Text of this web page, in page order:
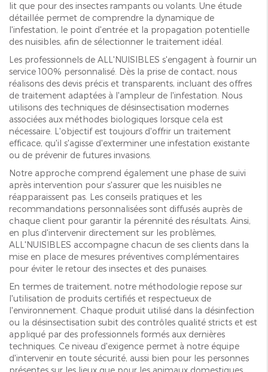
lit que pour des insectes rampants ou volants. Une étude
détaillée permet de comprendre la dynamique de
l'infestation, le point d'entrée et la propagation potentielle
des nuisibles, afin de sélectionner le traitement idéal.
Les professionnels de ALL'NUISIBLES s'engagent à fournir un
service 100% personnalisé. Dès la prise de contact, nous
réalisons des devis précis et transparents, incluant des offres
de traitement adaptées à l'ampleur de l'infestation. Nous
utilisons des techniques de désinsectisation modernes
associées aux méthodes biologiques lorsque cela est
nécessaire. L'objectif est toujours d'offrir un traitement
efficace, qu'il s'agisse d'exterminer une infestation existante
ou de prévenir de futures invasions.
Notre approche comprend également une phase de suivi
après intervention pour s'assurer que les nuisibles ne
réapparaissent pas. Les conseils pratiques et les
recommandations personnalisées sont diffusés auprès de
chaque client pour garantir la pérennité des résultats. Ainsi,
en plus d'intervenir directement sur les problèmes,
ALL'NUISIBLES accompagne chacun de ses clients dans la
mise en place de mesures préventives complémentaires
pour éviter le retour des insectes et des punaises.
En termes de traitement, notre méthodologie repose sur
l'utilisation de produits certifiés et respectueux de
l'environnement. Chaque produit utilisé dans la désinfection
ou la désinsectisation subit des contrôles qualité stricts et est
appliqué par des professionnels formés aux dernières
techniques. Ce niveau d'exigence permet à notre équipe
d'intervenir en toute sécurité, aussi bien pour les personnes